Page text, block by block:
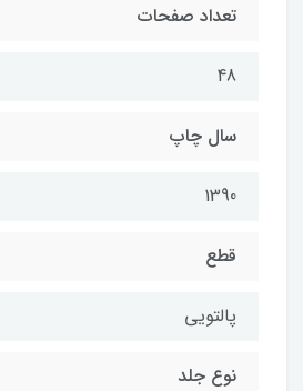
تعداد صفحات
48
سال چاپ
1390
قطع
پالتويي
نوع جلد